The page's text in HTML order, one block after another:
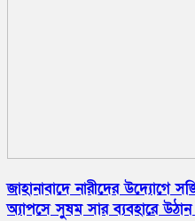
জাহানাবাদে নারীদের উদ্যোগে
অ্যাপসে সুষম সার ব্যবহারে